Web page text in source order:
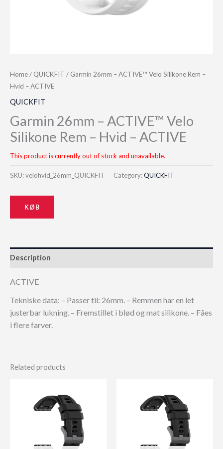
Home/ QUICKFIT / Garmin 26mm – ACTIVE™ Velo Silikone Rem –
Hvid – ACTIVE
QUICKFIT
Garmin 26mm – ACTIVE™ Velo
Silikone Rem – Hvid – ACTIVE
This product is currently out of stock and unavailable.
SKU:velohvid_26mm_QUICKFIT Category:QUICKFIT
KØB
Description
ACTIVE
Tekniske data: – Passer til: 26mm. – Remmen har en let
justerbar lukning. – Fremstillet i blød og mat silikone. – Fåes
i flere farver.
Related products